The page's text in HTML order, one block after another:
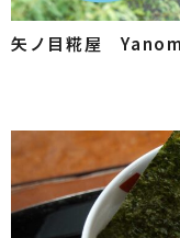
矢ノ目糀屋